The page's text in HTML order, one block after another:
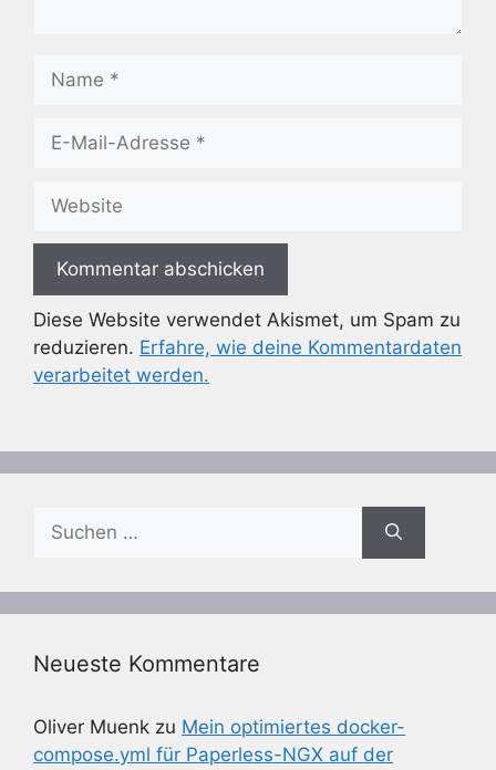
Name
Website
Diese Website verwendet Akismet, um Spam zu
reduzieren. Erfahre, wie deine Kommentardaten
verarbeitet werden.
nach:
Neueste Kommentare
Oliver Muenk zu Mein optimiertes docker-
compose.yml für Paperless-NGX auf der